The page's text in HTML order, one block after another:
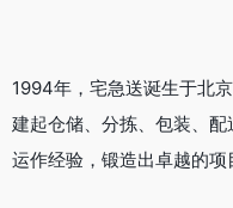
1994年，宅急送诞生于北
建起仓储、分拣、包装、配
运作经验，锻造出卓越的项